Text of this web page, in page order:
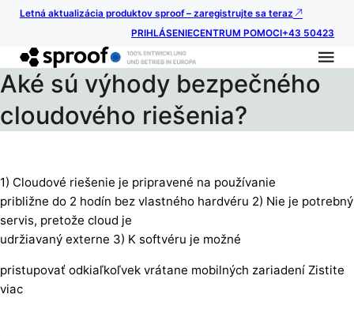
Letná aktualizácia produktov sproof – zaregistrujte sa teraz
PRIHLÁSENIECENTRUM POMOCI+43 50423
Aké sú výhody bezpečného
cloudového riešenia?
1) Cloudové riešenie je pripravené na používanie
približne do 2 hodín bez vlastného hardvéru 2) Nie je potrebný
servis, pretože cloud je
udržiavaný externe 3) K softvéru je možné
pristupovať odkiaľkoľvek vrátane mobilných zariadení Zistite
viac